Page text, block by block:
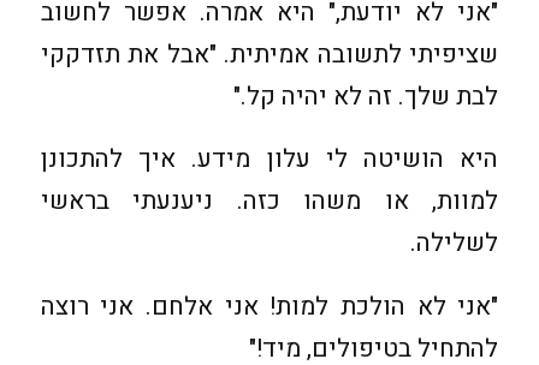
"אני לא יודעת," היא אמרה. אפשר לחשוב
שציפיתי לתשובה אמיתית. "אבל את תזדקקי
לבת שלך. זה לא יהיה קל."
היא הושיטה לי עלון מידע. איך להתכונן
למוות, או משהו כזה. ניענעתי בראשי
לשלילה.
"אני לא הולכת למות! אני אלחם. אני רוצה
להתחיל בטיפולים, מיד!"